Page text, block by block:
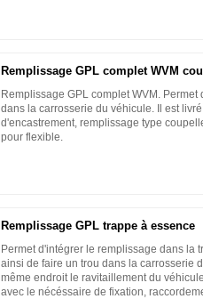
Remplissage GPL complet WVM
Remplissage GPL complet WVM.
dans la carrosserie du véhicule. Il est
d'encastrement, remplissage type
pour flexible.
Remplissage GPL trappe à essence
Permet d'intégrer le remplissage dans la
ainsi de faire un trou dans la carrosserie
même endroit le ravitaillement du
avec le nécéssaire de fixation,